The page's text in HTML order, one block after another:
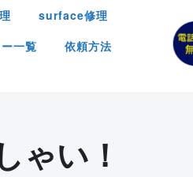
surface修理
一覧
依頼方法
ゃい！